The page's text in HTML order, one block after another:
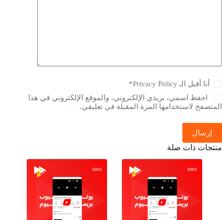
أنا أقبل الـPrivacy Policy
*
احفظ اسمي، بريدي الإلكتروني، والموقع الإلكتروني في هذا
لاستخدامها المرة المقبلة في تعليقي.
إرسال
ذات صلة